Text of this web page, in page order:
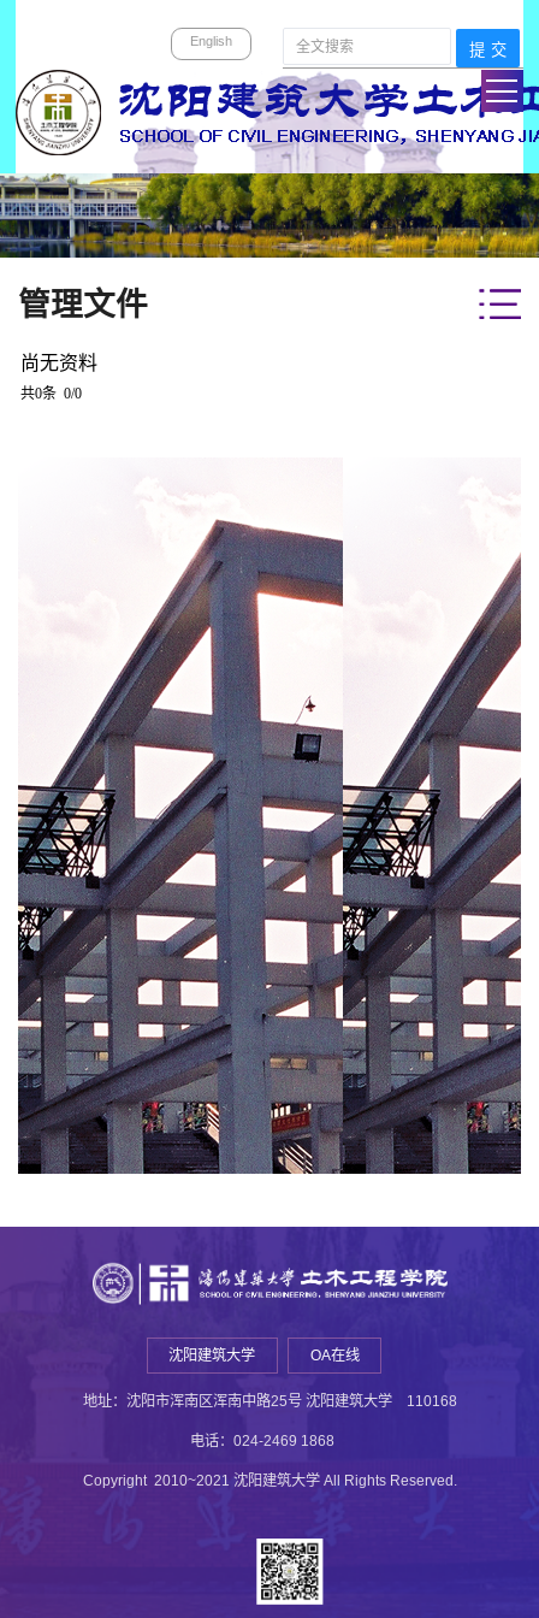
English
尚无资料
共0条 0/0
管理文件
沈阳建筑大学 OA在线
地址：沈阳市浑南区浑南中路25号 沈阳建筑大学 110168
电话：024-2469 1868
Copyright 2010~2021 沈阳建筑大学 All Rights Reserved.